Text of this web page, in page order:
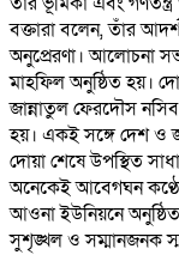
বক্তারা বলেন, তাঁর
অনুপ্রেরণা। আলোচনা
মাহফিল অনুষ্ঠিত হয়।
জান্নাতুল ফেরদৌস
হয়। একই সঙ্গে দেশ ও
দোয়া শেষে উপস্থিত
অনেকেই আবেগঘন কণ্ঠে
আওনা ইউনিয়নে
সুশৃঙ্খল ও সম্মানজনক